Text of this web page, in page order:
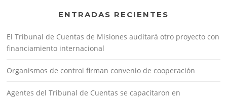
ENTRADAS RECIENTES
El Tribunal de Cuentas de Misiones auditará otro proyecto con
financiamiento internacional
Organismos de control firman convenio de cooperación
Agentes del Tribunal de Cuentas se capacitaron en